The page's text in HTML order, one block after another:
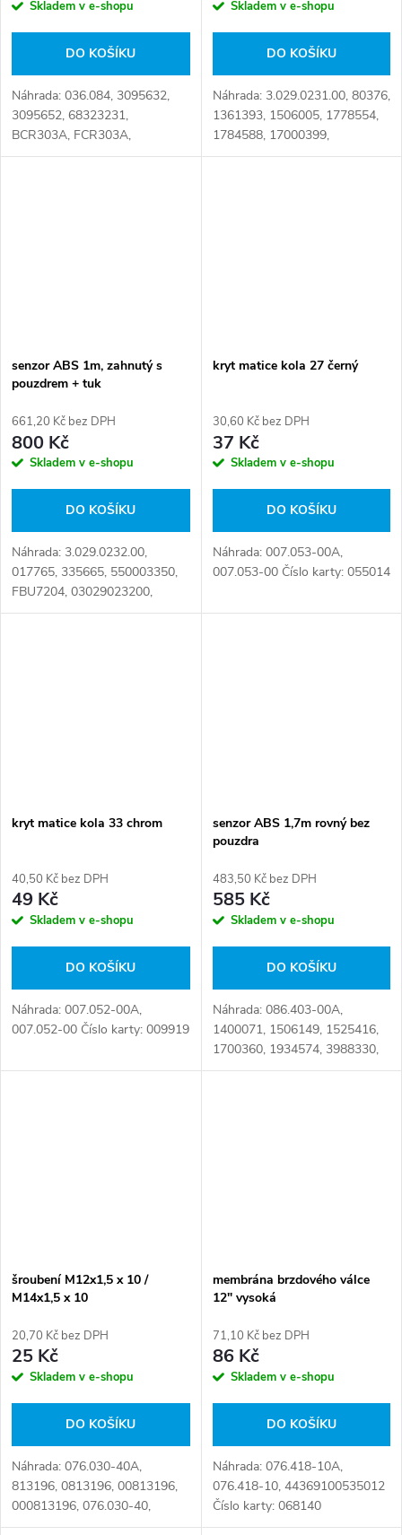
Skladem v e-shopu
DO KOŠÍKU
Náhrada: 036.084, 3095632,
3095652, 68323231,
BCR303A, FCR303A,
MBR9002, MTX-T-811,
Skladem v e-shopu
DO KOŠÍKU
Náhrada: 3.029.0231.00, 80376,
1361393, 1506005, 1778554,
1784588, 17000399,
550003349, 950364503,
senzor ABS 1m, zahnutý s
pouzdrem + tuk
661,20 Kč bez DPH
800 Kč
Skladem v e-shopu
DO KOŠÍKU
Náhrada: 3.029.0232.00,
017765, 335665, 550003350,
FBU7204, 03029023200,
096.211, 1 738 458,
kryt matice kola 27 černý
30,60 Kč bez DPH
37 Kč
Skladem v e-shopu
DO KOŠÍKU
Náhrada: 007.053-00A,
007.053-00 Číslo karty: 055014
kryt matice kola 33 chrom
40,50 Kč bez DPH
49 Kč
Skladem v e-shopu
DO KOŠÍKU
Náhrada: 007.052-00A,
007.052-00 Číslo karty: 009919
senzor ABS 1,7m rovný bez
pouzdra
483,50 Kč bez DPH
585 Kč
Skladem v e-shopu
DO KOŠÍKU
Náhrada: 086.403-00A,
1400071, 1506149, 1525416,
1700360, 1934574, 3988330,
20390737, 20442752,
šroubení M12x1,5 x 10 /
M14x1,5 x 10
20,70 Kč bez DPH
25 Kč
Skladem v e-shopu
DO KOŠÍKU
Náhrada: 076.030-40A,
813196, 0813196, 00813196,
000813196, 076.030-40,
126.320-00A, 813 196, 893
membrána brzdového válce
12" vysoká
71,10 Kč bez DPH
86 Kč
Skladem v e-shopu
DO KOŠÍKU
Náhrada: 076.418-10A,
076.418-10, 44369100535012
Číslo karty: 068140